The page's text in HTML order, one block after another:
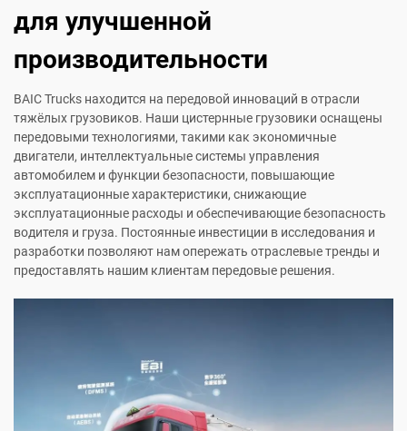
для улучшенной
производительности
BAIC Trucks находится на передовой инноваций в отрасли
тяжёлых грузовиков. Наши цистернные грузовики оснащены
передовыми технологиями, такими как экономичные
двигатели, интеллектуальные системы управления
автомобилем и функции безопасности, повышающие
эксплуатационные характеристики, снижающие
эксплуатационные расходы и обеспечивающие безопасность
водителя и груза. Постоянные инвестиции в исследования и
разработки позволяют нам опережать отраслевые тренды и
предоставлять нашим клиентам передовые решения.